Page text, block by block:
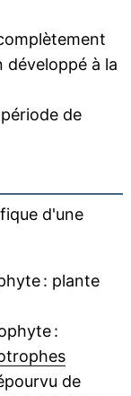
développé à la
de
d'une
: plante
:
de